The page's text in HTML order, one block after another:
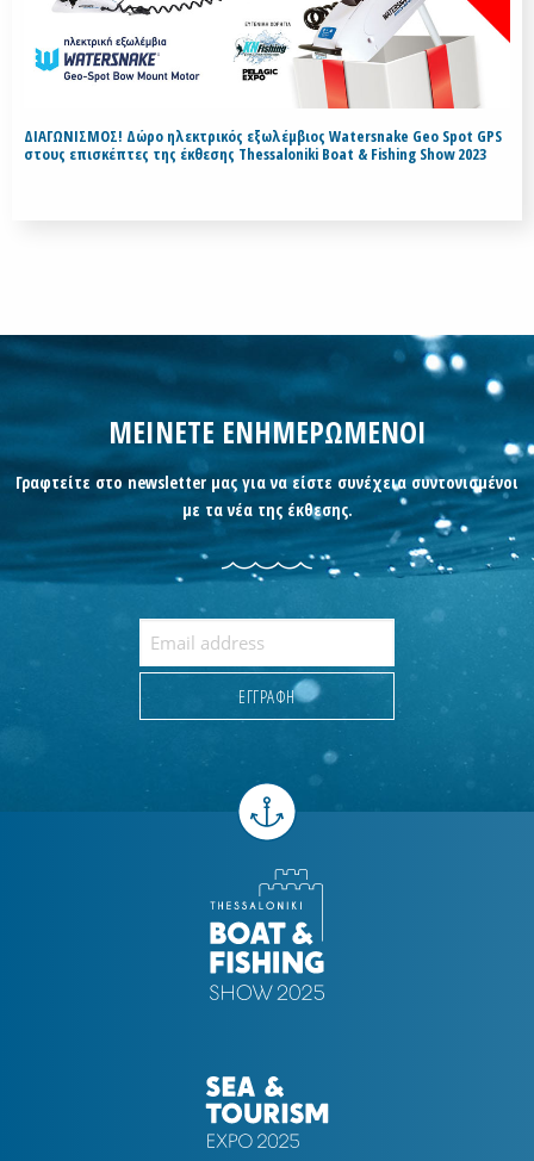
ΔΙΑΓΩΝΙΣΜΟΣ! Δώρο ηλεκτρικός εξωλέμβιος Watersnake Geo Spot GPS
στους επισκέπτες της έκθεσης Thessaloniki Boat & Fishing Show 2023
ΜΕΙΝΕΤΕ ΕΝΗΜΕΡΩΜΕΝΟΙ
Γραφτείτε στο newsletter μας για να είστε συνέχεια συντονισμένοι
με τα νέα της έκθεσης.